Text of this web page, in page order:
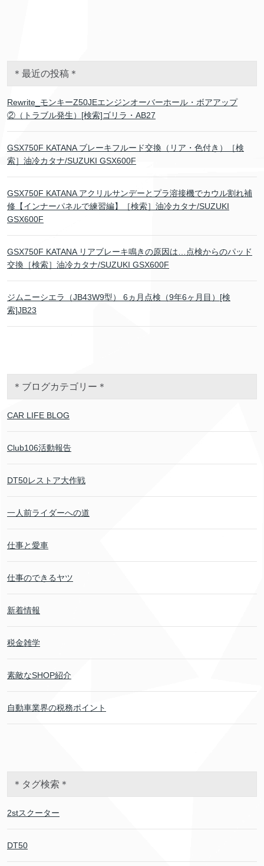
＊最近の投稿＊
Rewrite_モンキーZ50JEエンジンオーバーホール・ボアアップ
②（トラブル発生）[検索]ゴリラ・AB27
GSX750F KATANA ブレーキフルード交換（リア・色付き）［検
索］油冷カタナ/SUZUKI GSX600F
GSX750F KATANA アクリルサンデーとプラ溶接機でカウル割れ補
修【インナーパネルで練習編】［検索］油冷カタナ/SUZUKI
GSX600F
GSX750F KATANA リアブレーキ鳴きの原因は…点検からのパッド
交換［検索］油冷カタナ/SUZUKI GSX600F
ジムニーシエラ（JB43W9型） 6ヵ月点検（9年6ヶ月目）[検
索]JB23
＊ブログカテゴリー＊
CAR LIFE BLOG
Club106活動報告
DT50レストア大作戦
一人前ライダーへの道
仕事と愛車
仕事のできるヤツ
新着情報
税金雑学
素敵なSHOP紹介
自動車業界の税務ポイント
＊タグ検索＊
2stスクーター
DT50